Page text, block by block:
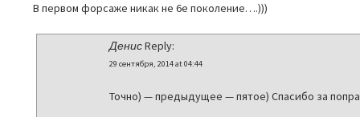
В первом форсаже никак не 6е поколение….)))
ДенисReply:
29 сентября, 2014 at 04:44
Точно) — предыдущее — пятое) Спасибо за